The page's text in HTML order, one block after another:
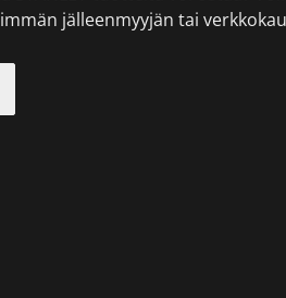
jälleenmyyjän tai